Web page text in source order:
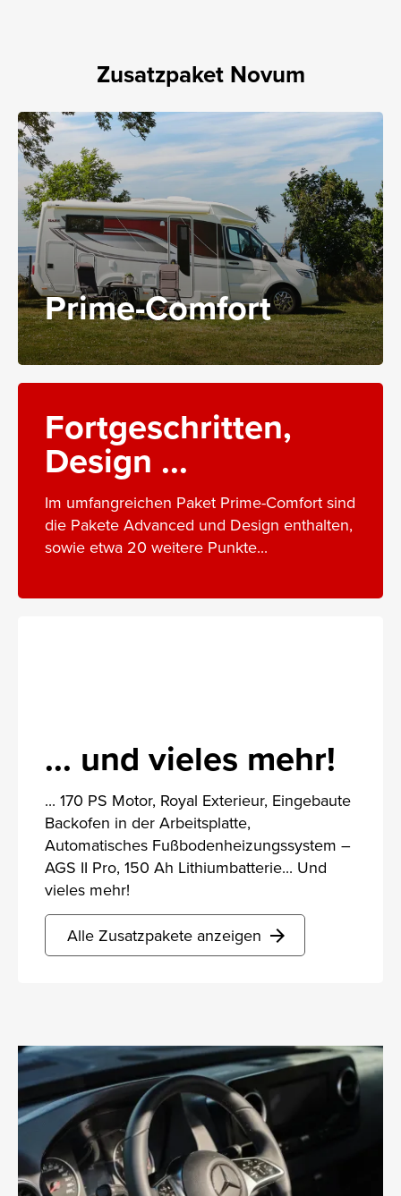
Zusatzpaket Novum
Prime-Comfort
Fortgeschritten,
Design ...
Im umfangreichen Paket Prime-Comfort sind
die Pakete Advanced und Design enthalten,
sowie etwa 20 weitere Punkte...
... und vieles mehr!
... 170 PS Motor, Royal Exterieur, Eingebaute
Backofen in der Arbeitsplatte,
Automatisches Fußbodenheizungssystem –
AGS II Pro, 150 Ah Lithiumbatterie... Und
vieles mehr!
Alle Zusatzpakete anzeigen arrow_forward